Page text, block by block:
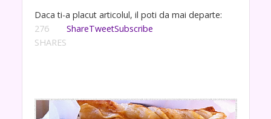
Daca ti-a placut articolul, il poti da mai departe:
276
SHARES
ShareTweetSubscribe